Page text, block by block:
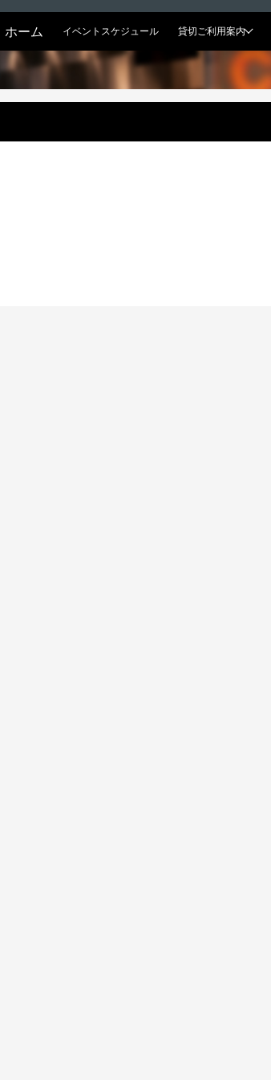
ホーム イベントスケジュール 貸切ご利用案内